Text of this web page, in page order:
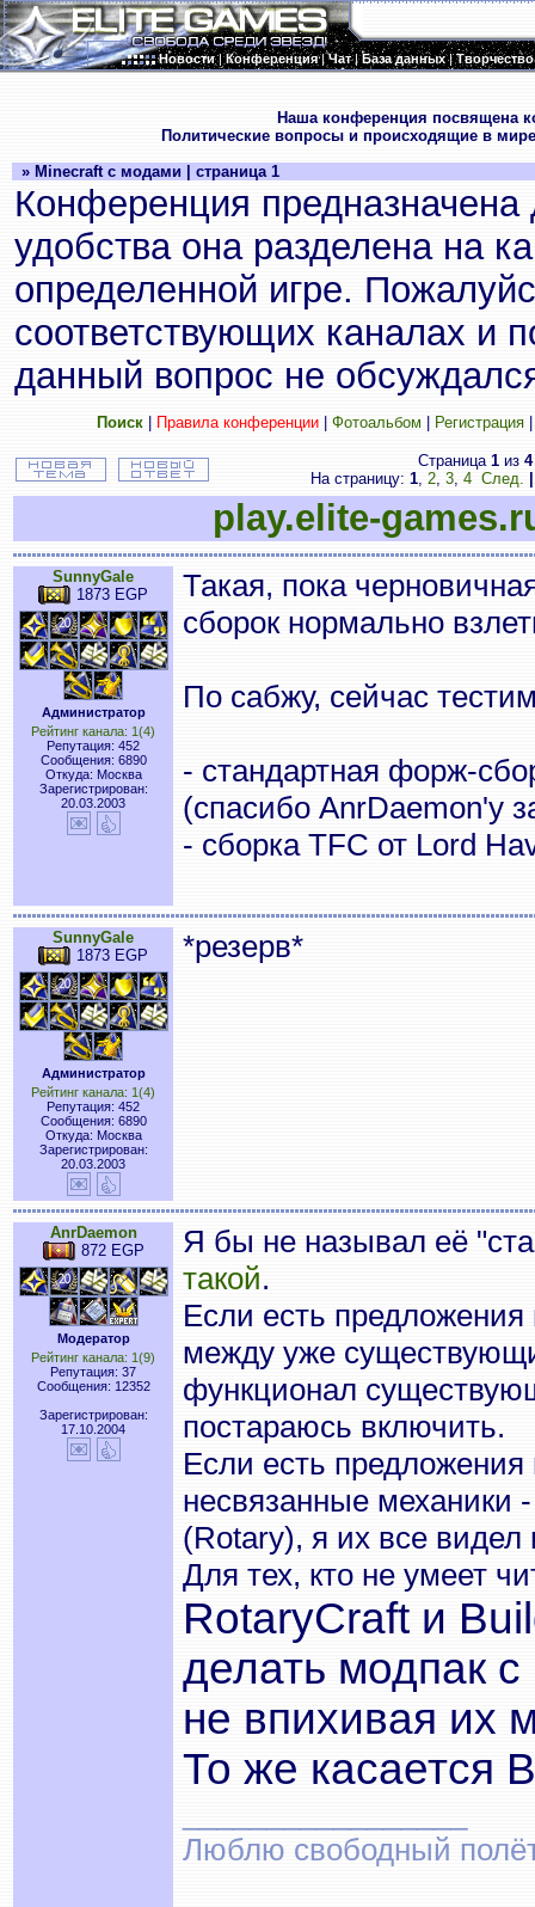
Новости|Конференция|Чат|База данных|Творчество
Наша конференция посвящена
Политические вопросы и происходящие в
» Minecraft с модами | страница 1
Конференция
удобства она разделена на
определенной игре.
соответствующих каналах и
данный вопрос не
Поиск| Правила конференции| Фотоальбом Регистрация
Страница 1из 4
На страницу: 1, 2, 3, 4 След.
play.elite-
SunnyGale
1873 EGP
Администратор
Рейтинг канала: 1(4)
Репутация: 452
Сообщения: 6890
Откуда: Москва
Зарегистрирован:
20.03.2003
Такая, пока
сборок нормально
По сабжу, сейчас
- стандартная форж-
(спасибо AnrDaemon'у
- сборка TFC от Lord
SunnyGale
1873 EGP
Администратор
Рейтинг канала: 1(4)
Репутация: 452
Сообщения: 6890
Откуда: Москва
Зарегистрирован:
20.03.2003
*резерв*
AnrDaemon
872 EGP
Модератор
Рейтинг канала: 1(9)
Репутация: 37
Сообщения: 12352
Зарегистрирован:
17.10.2004
Я бы не называл её
такой.
Если есть
между уже
функционал
постараюсь включить.
Если есть
несвязанные механики
(Rotary), я их все видел
Для тех, кто не умеет
RotaryCraft и
делать модпак
не впихивая их
То же касается
Люблю свободный